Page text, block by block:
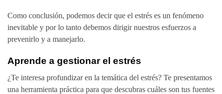
Como conclusión, podemos decir que el estrés es un fenómeno
inevitable y por lo tanto debemos dirigir nuestros esfuerzos a
prevenirlo y a manejarlo.
Aprende a gestionar el estrés
¿Te interesa profundizar en la temática del estrés? Te presentamos
una herramienta práctica para que descubras cuáles son tus fuentes